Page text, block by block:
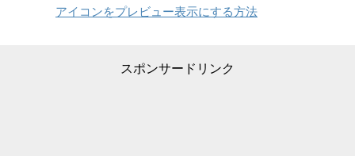
アイコンをプレビュー表示にする方法
スポンサードリンク